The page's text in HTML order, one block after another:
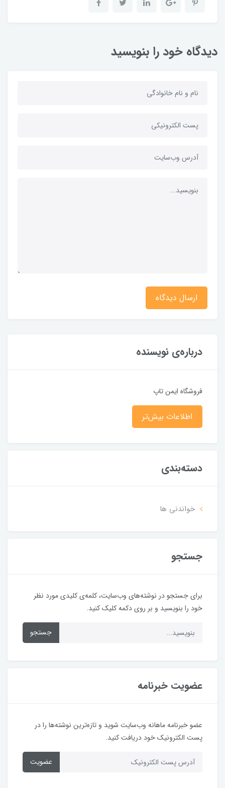
دیدگاه خود را بنویسید
ارسال دیدگاه
درباره‌ی نویسنده
فروشگاه ایمن تاپ
اطلاعات بیش‌تر
دسته‌بندی
خواندنی ها
جستجو
برای جستجو در نوشته‌های وب‌سایت، کلمه‌ی کلیدی مورد نظر
خود را بنویسید و بر روی دکمه کلیک کنید.
جستجو
عضویت خبرنامه
عضو خبرنامه ماهانه وب‌سایت شوید و تازه‌ترین نوشته‌ها را در
پست الکترونیک خود دریافت کنید.
عضویت